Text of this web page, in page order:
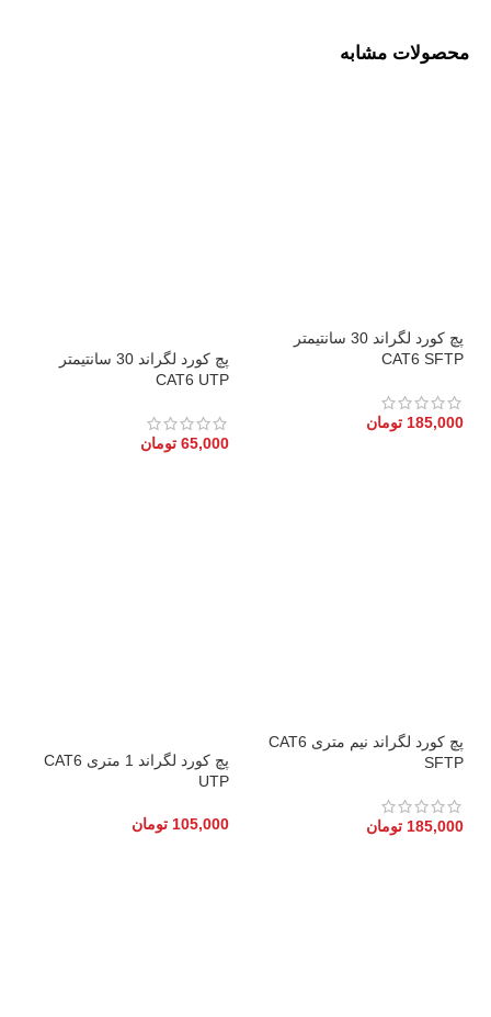
محصولات مشابه
پچ کورد لگراند 30 سانتیمتر
CAT6 SFTP
185,000 تومان
پچ کورد لگراند 30 سانتیمتر
CAT6 UTP
65,000 تومان
پچ کورد لگراند نیم متری CAT6
SFTP
185,000 تومان
پچ کورد لگراند 1 متری CAT6
UTP
105,000 تومان